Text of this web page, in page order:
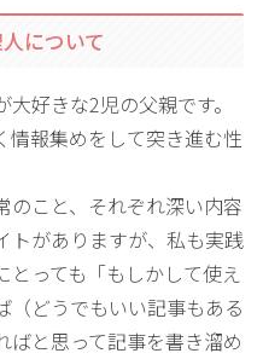
について
好きな2児の父親です。
情報集めをして突き進む性
のこと、それぞれ深い内容
トがありますが、私も実践
とっても「もしかして使え
（どうでもいい記事もある
ばと思って記事を書き溜め